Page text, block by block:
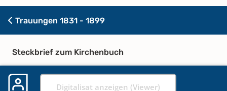
Trauungen 1831 - 1899
Steckbrief zum Kirchenbuch
Digitalisat anzeigen (Viewer)